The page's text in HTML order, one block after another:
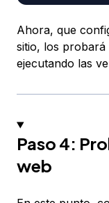
Ahora, que
sitio, los probará
ejecutando las
Paso 4:
web